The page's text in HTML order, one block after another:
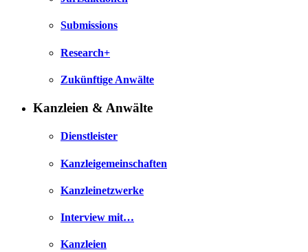
Submissions
Research+
Zukünftige Anwälte
Kanzleien & Anwälte
Dienstleister
Kanzleigemeinschaften
Kanzleinetzwerke
Interview mit…
Kanzleien